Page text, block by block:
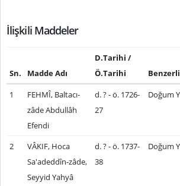
İlişkili Maddeler
Sn. Madde Adı
D.Tarihi /
Ö.Tarihi
1
FEHMÎ, Baltacı-
zâde Abdullâh
Efendi
d. ? - ö. 1726-
27
Doğum
2
VÂKIF, Hoca
Sa'adeddîn-zâde,
Seyyid Yahyâ
d. ? - ö. 1737-
38
Doğum